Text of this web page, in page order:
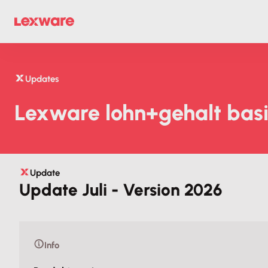
Updates
Lexware lohn+gehalt
Update
Update Juli - Version 2026
Info